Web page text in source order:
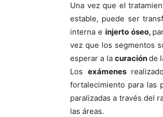
Una vez que el
estable, puede ser
interna e injerto óseo,
vez que los segmentos
esperar a la curaciónde
Los exámenes
fortalecimiento para las
paralizadas a través del
las áreas.